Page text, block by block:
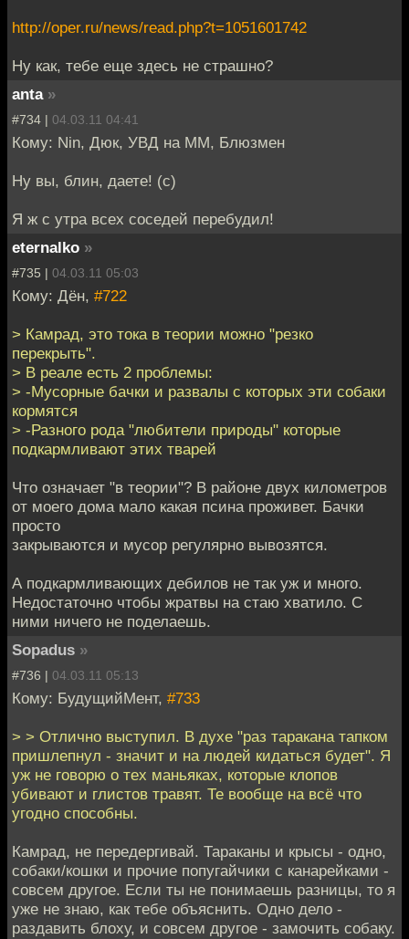
http://oper.ru/news/read.php?t=1051601742
Ну как, тебе еще здесь не страшно?
anta »
#734 | 04.03.11 04:41
Кому: Nin, Дюк, УВД на ММ, Блюзмен
Ну вы, блин, даете! (с)
Я ж с утра всех соседей перебудил!
eternalko »
#735 | 04.03.11 05:03
Кому: Дён, #722
> Камрад, это тока в теории можно "резко
перекрыть".
> В реале есть 2 проблемы:
> -Мусорные бачки и развалы с которых эти собаки
кормятся
> -Разного рода "любители природы" которые
подкармливают этих тварей
Что означает "в теории"? В районе двух километров
от моего дома мало какая псина проживет. Бачки
просто
закрываются и мусор регулярно вывозятся.
А подкармливающих дебилов не так уж и много.
Недостаточно чтобы жратвы на стаю хватило. С
ними ничего не поделаешь.
Sopadus »
#736 | 04.03.11 05:13
Кому: БудущийМент, #733
> > Отлично выступил. В духе "раз таракана тапком
пришлепнул - значит и на людей кидаться будет". Я
уж не говорю о тех маньяках, которые клопов
убивают и глистов травят. Те вообще на всё что
угодно способны.
Камрад, не передергивай. Тараканы и крысы - одно,
собаки/кошки и прочие попугайчики с канарейками -
совсем другое. Если ты не понимаешь разницы, то я
уже не знаю, как тебе объяснить. Одно дело -
раздавить блоху, и совсем другое - замочить собаку.